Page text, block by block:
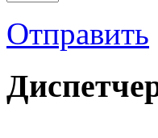
Отправить